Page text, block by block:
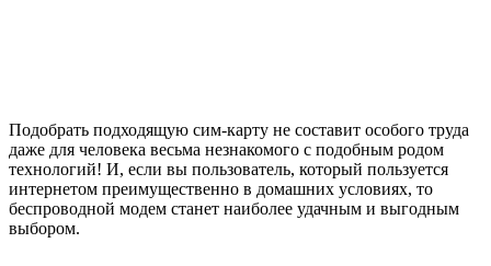
Подобрать подходящую сим-карту не составит особого труда
даже для человека весьма незнакомого с подобным родом
технологий! И, если вы пользователь, который пользуется
интернетом преимущественно в домашних условиях, то
беспроводной модем станет наиболее удачным и выгодным
выбором.